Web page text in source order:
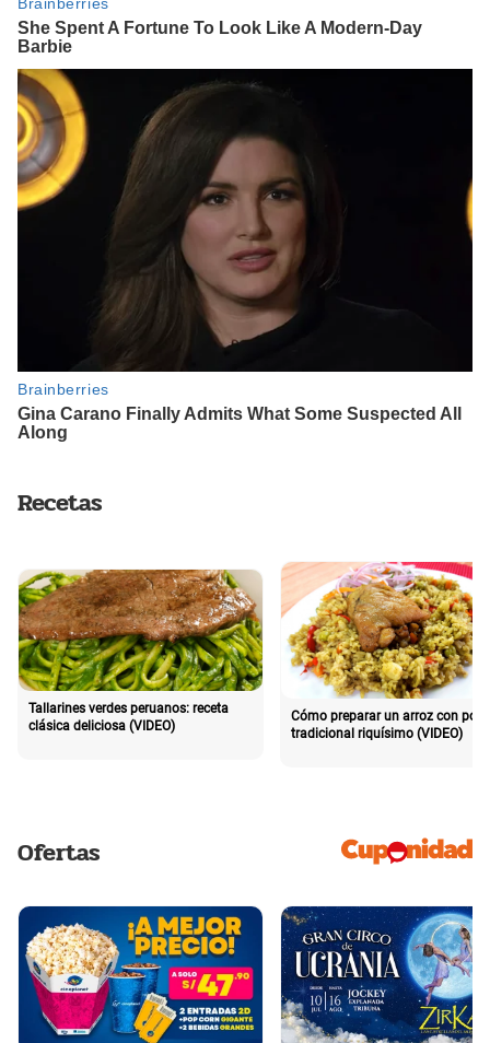
Recetas
Tallarines verdes peruanos: receta
clásica deliciosa (VIDEO)
Cómo preparar un arroz con pollo
tradicional riquísimo (VIDEO)
Ofertas